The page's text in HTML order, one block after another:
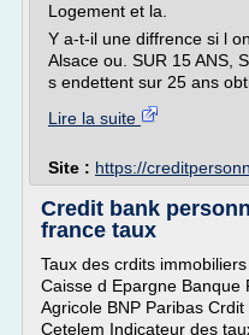
Logement et la.
Y a-t-il une diffrence si l
Alsace ou. SUR 15 ANS,
s endettent sur 25 ans
Lire la suite
Site : https://
Credit bank
france taux
Taux des crdits
Caisse d Epargne Banque
Agricole BNP Paribas
Cetelem Indicateur des